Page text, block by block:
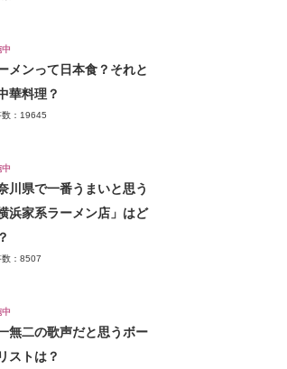
メンって日本食？それと
華料理？
数：19645
川県で一番うまいと思う
横浜家系ラーメン店」はど
数：8507
無二の歌声だと思うボー
ストは？